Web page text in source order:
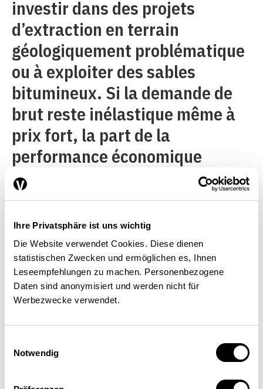
Ihre Privatsphäre ist uns wichtig
Die Website verwendet Cookies. Diese dienen
statistischen Zwecken und ermöglichen es, Ihnen
Leseempfehlungen zu machen. Personenbezogene
Daten sind anonymisiert und werden nicht für
Werbezwecke verwendet.
Notwendig
investir dans des projets
d’extraction en terrain
géologiquement problématique
ou à exploiter des sables
bitumineux. Si la demande de
brut reste inélastique même à
prix fort, la part de la
performance économique
transférée dans les pays
exportateurs de pétrole devient
une charge de plus en plus
lourde. À moyen terme, cela
pourrait renforcer la quête
d’énergies de substitution. Le
prix du brut joue donc aussi un
rôle d’indicateur quant à la
rentabilité des projets